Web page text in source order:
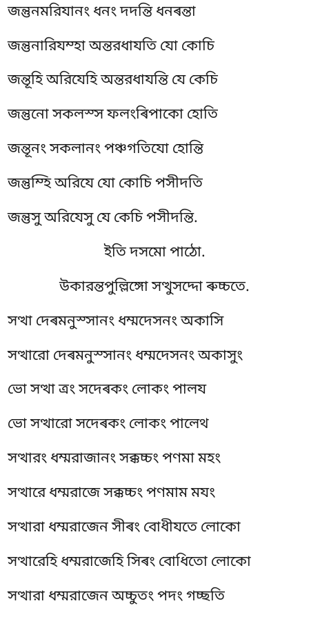
জন্তুনমরিযানং ধনং দদন্তি ধনৰন্তা
জন্তুনারিযম্হা অন্তরধাযতি যো কোচি
জন্তূহি অরিযেহি অন্তরধাযন্তি যে কেচি
জন্তুনো সকলস্স ফলংৰিপাকো হোতি
জন্তূনং সকলানং পঞ্চগতিযো হোন্তি
জন্তুম্হি অরিযে যো কোচি পসীদতি
জন্তুসু অরিযেসু যে কেচি পসীদন্তি.
ইতি দসমো পাঠো.
উকারন্তপুল্লিঙ্গো সত্থুসদ্দো ৰুচ্চতে.
সত্থা দেৰমনুস্সানং ধম্মদেসনং অকাসি
সত্থারো দেৰমনুস্সানং ধম্মদেসনং অকাসুং
ভো সত্থা ত্ৰং সদেৰকং লোকং পালয
ভো সত্থারো সদেৰকং লোকং পালেথ
সত্থারং ধম্মরাজানং সক্কচ্চং পণমা মহং
সত্থারে ধম্মরাজে সক্কচ্চং পণমাম মযং
সত্থারা ধম্মরাজেন সীৰং বোধীযতে লোকো
সত্থারেহি ধম্মরাজেহি সিৰং বোধিতো লোকো
সত্থারা ধম্মরাজেন অচ্চুতং পদং গচ্ছতি